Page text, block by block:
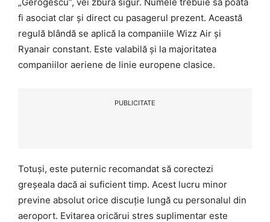
fi asociat clar și direct cu pasagerul prezent. Această
regulă blândă se aplică la companiile Wizz Air și
Ryanair constant. Este valabilă și la majoritatea
companiilor aeriene de linie europene clasice.
PUBLICITATE
Totuși, este puternic recomandat să corectezi
greșeala dacă ai suficient timp. Acest lucru minor
previne absolut orice discuție lungă cu personalul din
aeroport. Evitarea oricărui stres suplimentar este